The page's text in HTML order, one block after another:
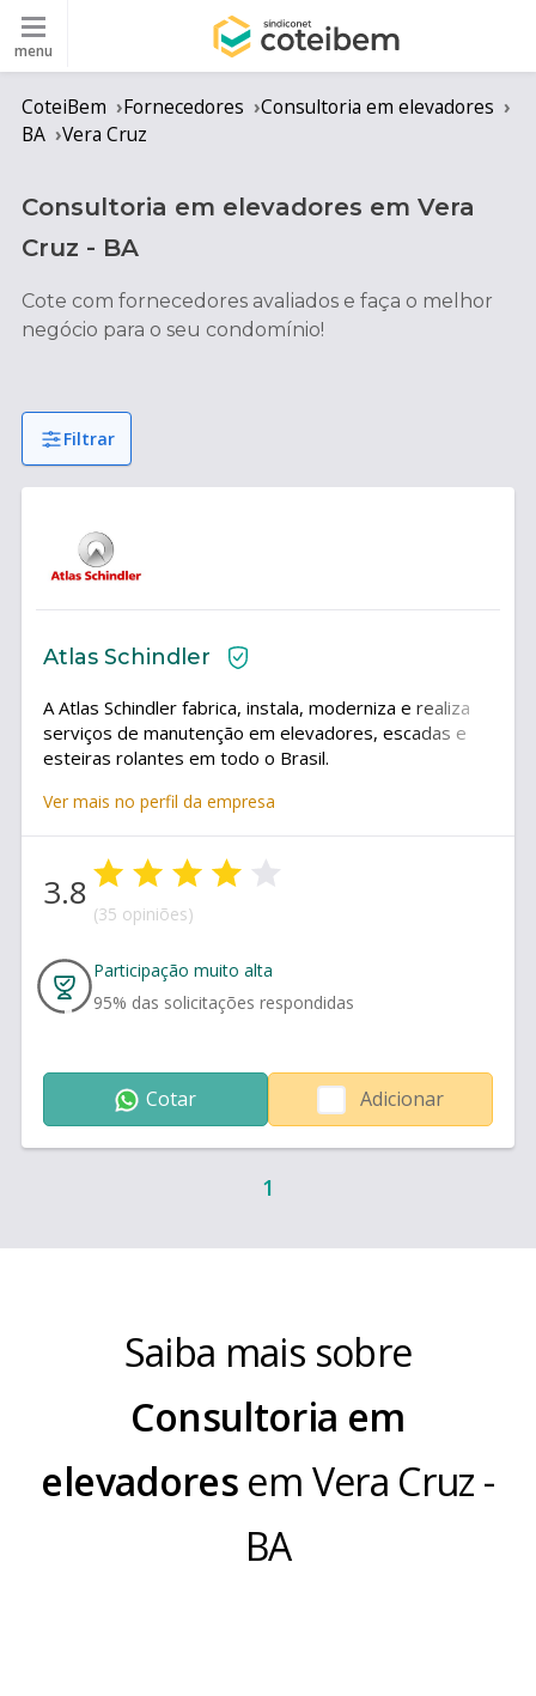
menu
CoteiBem Fornecedores
Consultoria em elevadores
BA
Vera Cruz
Consultoria em elevadores em Vera
Cruz - BA
Cote com fornecedores avaliados e faça o melhor
negócio para o seu condomínio!
Filtrar
Atlas Schindler
A Atlas Schindler fabrica, instala, moderniza e realiza
serviços de manutenção em elevadores, escadas e
esteiras rolantes em todo o Brasil.
Ver mais no perfil da empresa
3.8
(35 opiniões)
Participação muito alta
95% das solicitações respondidas
Cotar Adicionar
1
Saiba mais sobre
Consultoria em
elevadores em Vera Cruz -
BA